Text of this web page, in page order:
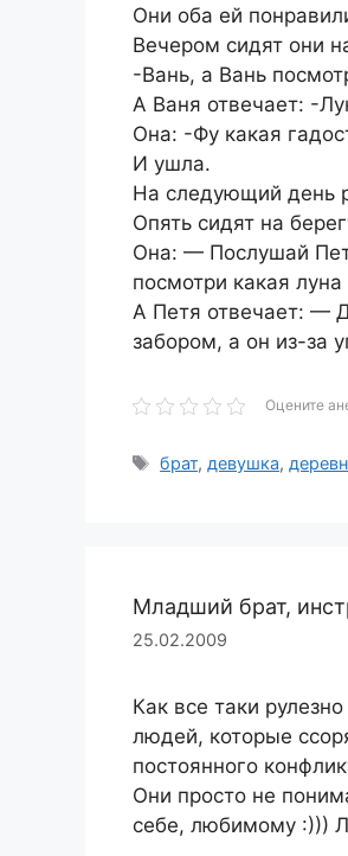
Они оба ей
Вечером сидят они
-Вань, а Вань
А Ваня отвечает: -
Она: -Фу какая
И ушла.
На следующий день
Опять сидят на
Она: — Послушай
посмотри какая
А Петя отвечает: —
забором, а он из-за
Оцените
Метки
брат, девушка,
Младший брат,
25.02.2009
Как все таки
людей, которые
постоянного
Они просто не
себе, любимому :)))